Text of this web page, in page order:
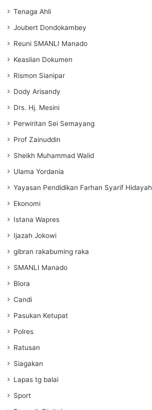
Tenaga Ahli
Joubert Dondokambey
Reuni SMANLI Manado
Keaslian Dokumen
Rismon Sianipar
Dody Arisandy
Drs. Hj. Mesini
Perwiritan Sei Semayang
Prof Zainuddin
Sheikh Muhammad Walid
Ulama Yordania
Yayasan Pendidikan Farhan Syarif Hidayah
Ekonomi
Istana Wapres
Ijazah Jokowi
gibran rakabuming raka
SMANLI Manado
Blora
Candi
Pasukan Ketupat
Polres
Ratusan
Siagakan
Lapas tg balai
Sport